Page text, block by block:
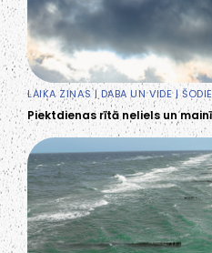
LAIKA ZIŅAS| DABA UN VIDE|
Piektdienas rītā neliels un